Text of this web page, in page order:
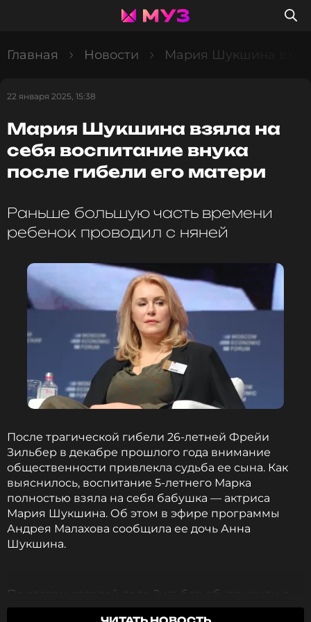
Главная Новости Мария Шукшина
22 января 2025, 15:38
Мария Шукшина взяла на
себя воспитание внука
после гибели его матери
Раньше большую часть времени
ребенок проводил с няней
После трагической гибели 26-летней Фрейи
Зильбер в декабре прошлого года внимание
общественности привлекла судьба ее сына. Как
выяснилось, воспитание 5-летнего Марка
полностью взяла на себя бабушка — актриса
Мария Шукшина. Об этом в эфире программы
Андрея Малахова сообщила ее дочь Анна
Шукшина.
По словам соседей, тело Зильбер обнаружили в
квартире неблагополучного района вместе с